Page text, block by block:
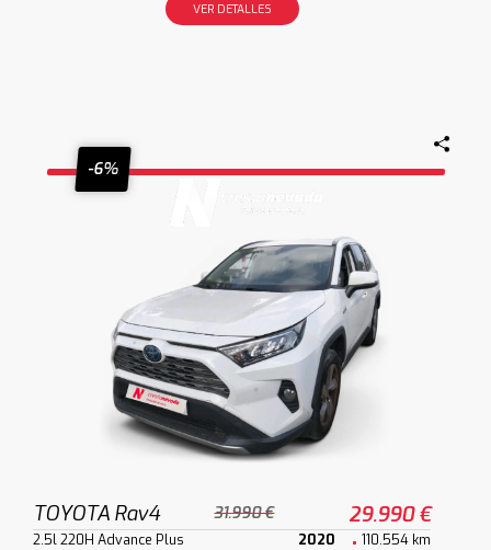
VER DETALLES
-6%
TOYOTA Rav4 31.990 € 29.990 €
2.5l 220H Advance Plus 2020 110.554 km